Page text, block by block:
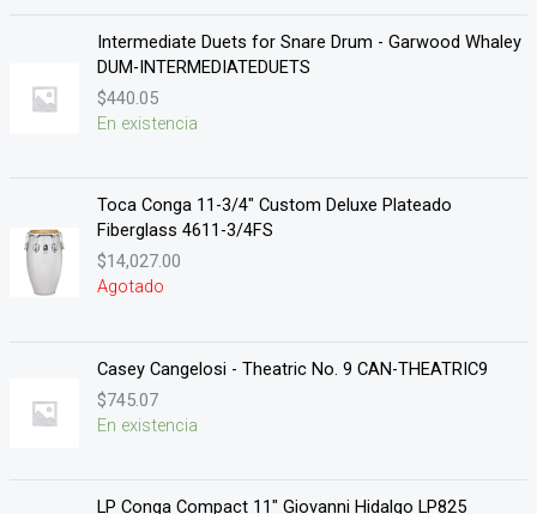
Intermediate Duets for Snare Drum - Garwood Whaley
DUM-INTERMEDIATEDUETS
$440.05
En existencia
Toca Conga 11-3/4" Custom Deluxe Plateado
Fiberglass 4611-3/4FS
$14,027.00
Agotado
Casey Cangelosi - Theatric No. 9 CAN-THEATRIC9
$745.07
En existencia
LP Conga Compact 11" Giovanni Hidalgo LP825